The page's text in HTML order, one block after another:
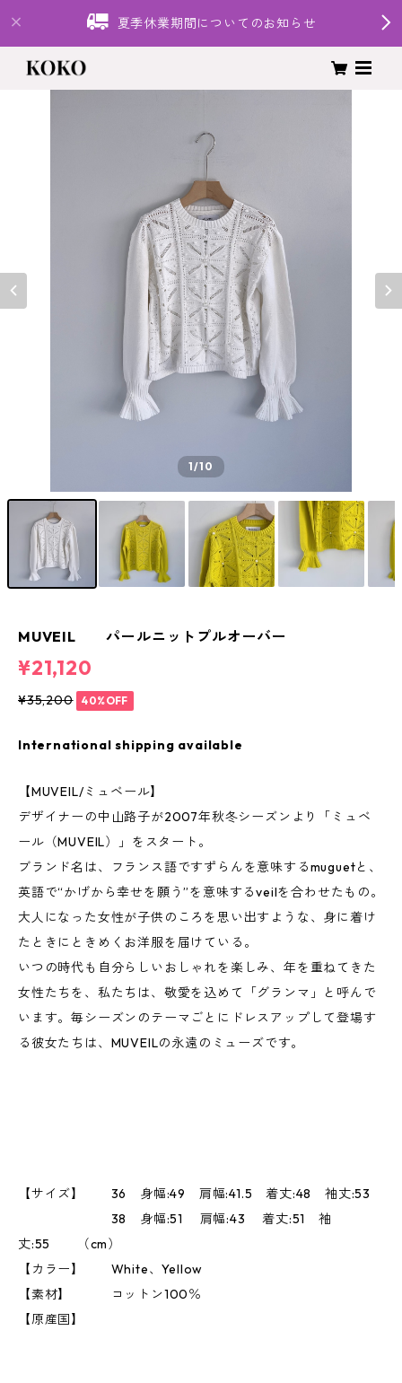
夏季休業期間についてのお知らせ
1/10
MUVEIL パールニットプルオーバー
¥21,120
¥35,200 40%OFF
International shipping available
【MUVEIL/ミュベール】
デザイナーの中山路子が2007年秋冬シーズンより「ミュベ
ール（MUVEIL）」をスタート。
ブランド名は、フランス語ですずらんを意味するmuguetと、
英語で“かげから幸せを願う”を意味するveilを合わせたもの。
大人になった女性が子供のころを思い出すような、身に着け
たときにときめくお洋服を届けている。
いつの時代も自分らしいおしゃれを楽しみ、年を重ねてきた
女性たちを、私たちは、敬愛を込めて「グランマ」と呼んで
います。毎シーズンのテーマごとにドレスアップして登場す
る彼女たちは、MUVEILの永遠のミューズです。
【サイズ】 36 身幅:49 肩幅:41.5 着丈:48 袖丈:53
38 身幅:51 肩幅:43 着丈:51 袖
丈:55 （cm）
【カラー】 White、Yellow
【素材】 コットン100％
【原産国】